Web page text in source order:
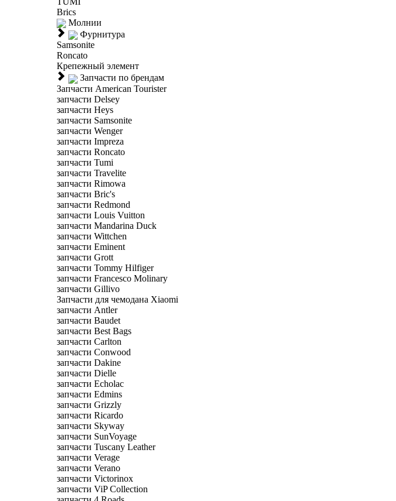
Brics
Молнии
Фурнитура
Samsonite
Roncato
Крепежный элемент
Запчасти по брендам
Запчасти American Tourister
запчасти Delsey
запчасти Heys
запчасти Samsonite
запчасти Wenger
запчасти Impreza
запчасти Roncato
запчасти Tumi
запчасти Travelite
запчасти Rimowa
запчасти Bric's
запчасти Redmond
запчасти Louis Vuitton
запчасти Mandarina Duck
запчасти Wittchen
запчасти Eminent
запчасти Grott
запчасти Tommy Hilfiger
запчасти Francesco Molinary
запчасти Gillivo
Запчасти для чемодана Xiaomi
запчасти Antler
запчасти Baudet
запчасти Best Bags
запчасти Carlton
запчасти Conwood
запчасти Dakine
запчасти Dielle
запчасти Echolac
запчасти Edmins
запчасти Grizzly
запчасти Ricardo
запчасти Skyway
запчасти SunVoyage
запчасти Tuscany Leather
запчасти Verage
запчасти Verano
запчасти Victorinox
запчасти ViP Collection